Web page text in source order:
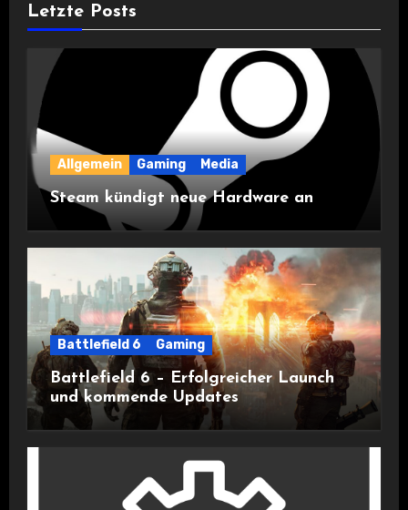
Letzte Posts
Allgemein Gaming Media
Steam kündigt neue Hardware an
Battlefield 6 Gaming
Battlefield 6 – Erfolgreicher Launch
und kommende Updates